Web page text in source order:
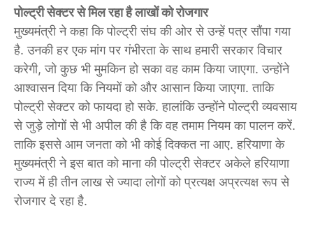
पोल्ट्री सेक्टर से मिल रहा है लाखों को रोजगार
मुख्यमंत्री ने कहा कि पोल्ट्री संघ की ओर से उन्हें पत्र सौंपा गया
है. उनकी हर एक मांग पर गंभीरता के साथ हमारी सरकार विचार
करेगी, जो कुछ भी मुमकिन हो सका वह काम किया जाएगा. उन्होंने
आश्वासन दिया कि नियमों को और आसान किया जाएगा. ताकि
पोल्ट्री सेक्टर को फायदा हो सके. हालांकि उन्होंने पोल्ट्री व्यवसाय
से जुड़े लोगों से भी अपील की है कि वह तमाम नियम का पालन करें.
ताकि इससे आम जनता को भी कोई दिक्कत ना आए. हरियाणा के
मुख्यमंत्री ने इस बात को माना की पोल्ट्री सेक्टर अकेले हरियाणा
राज्य में ही तीन लाख से ज्यादा लोगों को प्रत्यक्ष अप्रत्यक्ष रूप से
रोजगार दे रहा है.